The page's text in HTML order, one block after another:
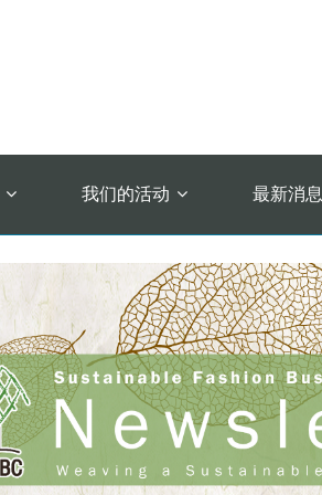
我们的活动 最新消息